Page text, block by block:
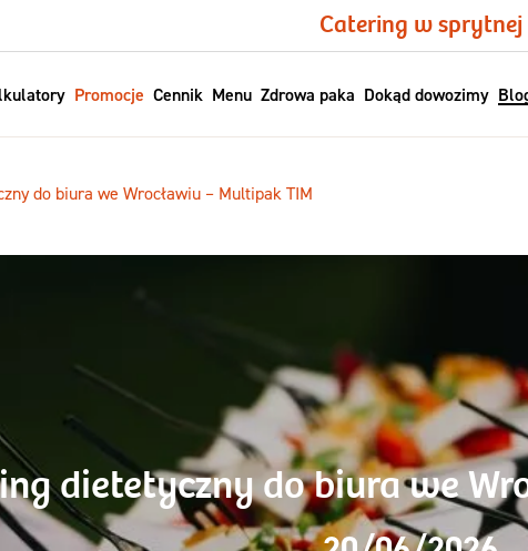
Catering w sprytnej
Promocje Cennik Menu Zdrowa paka Dokąd dowozimy
do biura we Wrocławiu – Multipak TIM
dietetyczny do biura we